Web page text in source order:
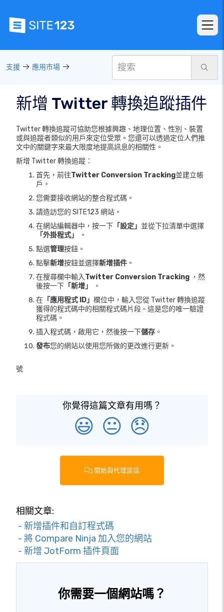
支援 應用市場
新增 Twitter 轉換追蹤插件
Twitter 轉換追蹤可協助您根據興趣、地理位置、性別、裝置
或與追蹤者類似的用戶來定位受眾。您還可以透過定位人們推
文中的關鍵字來最大限度地提高訊息的相關性。
新增 Twitter 轉換追蹤：
首先，前往Twitter Conversion Tracking並建立帳
戶。
您需要接收網站的整合程式碼。
請造訪您的 SITE123 網站。
在網站編輯器中，按一下 「設定」 並從下拉清單中選擇
「外掛程式」
。
點選管理按鈕。
點擊新增按鈕並選擇新增插件 。
在搜尋欄中輸入Twitter Conversion Tracking ，然
後按一下 「新增」
。
在 「應用程式 ID」 欄位中，輸入您從 Twitter 轉換追蹤
獲得的程式碼中的相關程式碼片段 - 這是您的唯一驗證
程式碼。
插入程式碼，啟用它，然後按一下儲存 。
發布您的網站以使用您所做的更改進行更新。
號
你覺得這篇文章有用嗎？
😃 😐 😞
開始與代理談話
相關文章:
- 新增插件和自訂程式碼
- 將 Compare Ninja 加入您的網站
- 新增 JotForm 插件頁面
你需要一個網站嗎？